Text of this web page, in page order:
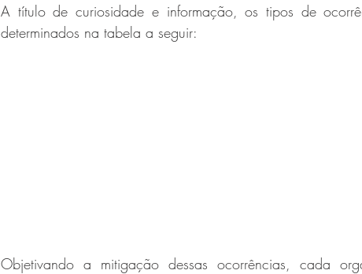
A título de curiosidade e informação, os tipos de
determinados na tabela a seguir:
Objetivando a mitigação dessas ocorrências, cada